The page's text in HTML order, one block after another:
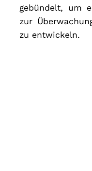
gebündelt, um
zur
zu entwickeln.